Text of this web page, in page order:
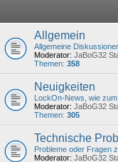
Allgemein
Allgemeine
Moderator: JaBoG32
Themen: 358
Neuigkeiten
LockOn-News, wie zum
Moderator: JaBoG32
Themen: 305
Technische
Probleme oder Fragen
Moderator: JaBoG32